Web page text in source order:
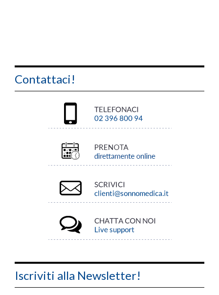
Contattaci!
Iscriviti alla Newsletter!